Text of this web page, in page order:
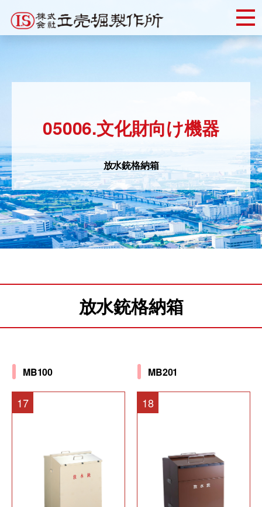
content
05006.文化財向け機器
放水銃格納箱
放水銃格納箱
MB100
17
MB201
18